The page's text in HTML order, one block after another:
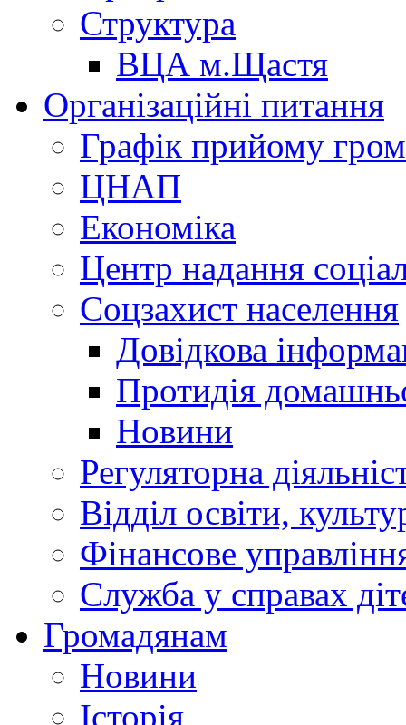
Структура
ВЦА м.Щастя
Організаційні питання
Графік прийому
ЦНАП
Економіка
Центр надання
Соцзахист населення
Довідкова
Протидія
Новини
Регуляторна
Відділ освіти,
Фінансове
Служба у справах
Громадянам
Новини
Історія